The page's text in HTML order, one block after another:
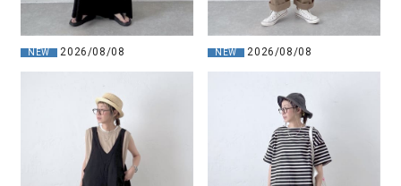
NEW 2026/08/08 NEW 2026/08/08